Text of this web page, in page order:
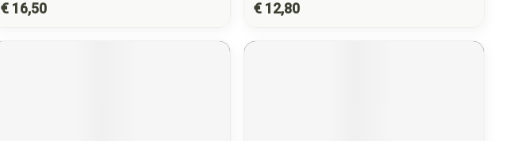
€ 16,50 € 12,80